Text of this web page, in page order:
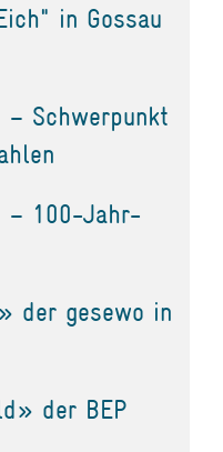
in Gossau
Schwerpunkt
– 100-Jahr-
der gesewo in
der BEP